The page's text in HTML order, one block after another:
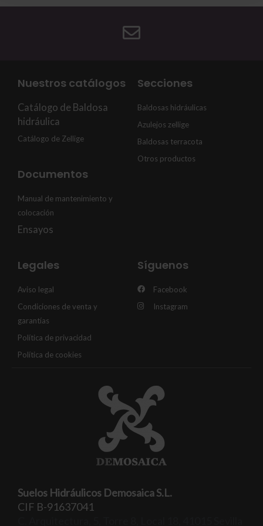
Nuestros catálogos
Catálogo de Baldosa
hidráulica
Catálogo de Zellige
Documentos
Manual de mantenimiento y
colocación
Ensayos
Secciones
Baldosas hidráulicas
Azulejos zellige
Baldosas terracota
Otros productos
Legales
Aviso legal
Condiciones de venta y
garantías
Política de privacidad
Política de cookies
Síguenos
Facebook
Instagram
Suelos Hidráulicos Demosaica S.L.
CIF B-91637041